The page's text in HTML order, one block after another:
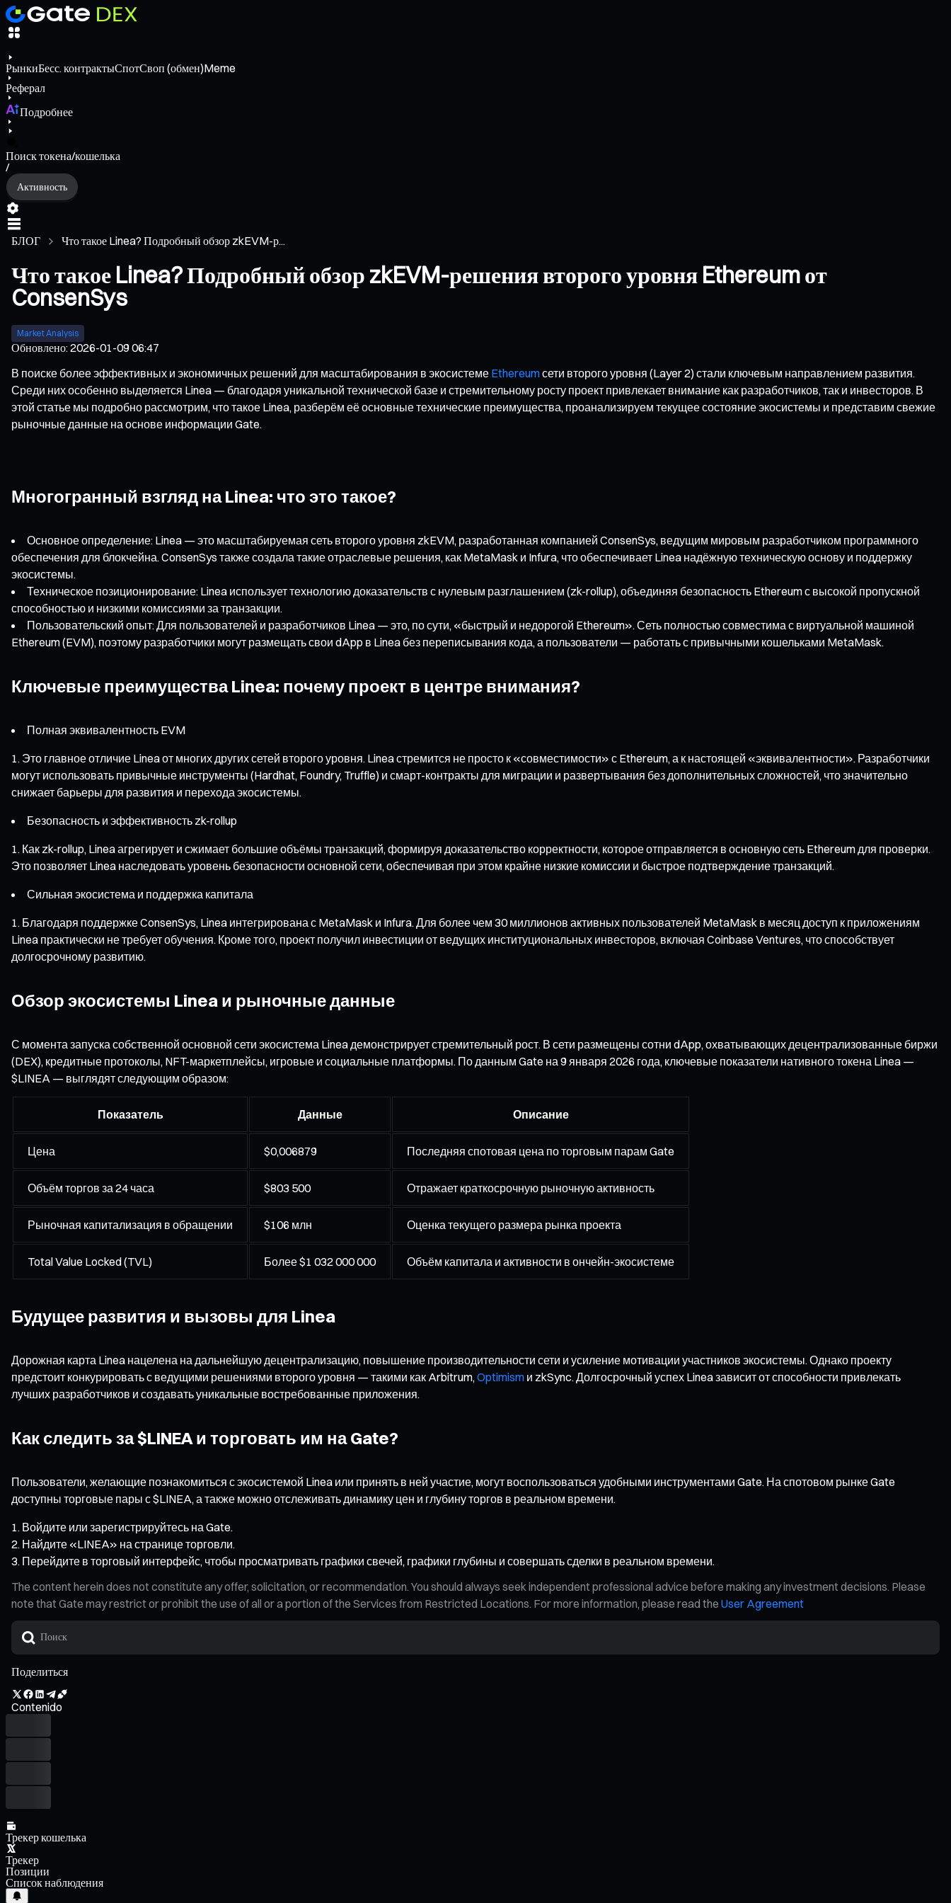
РынкиБесс. контрактыСпотСвоп (обмен)Meme
Реферал
Подробнее
Поиск токена/кошелька
/
Активность
БЛОГ Что такое Linea? Подробный обзор zkEVM-р...
Что такое Linea? Подробный обзор zkEVM-решения второго уровня Ethereum от
ConsenSys
Market Analysis
Обновлено:2026-01-09 06:47
В поиске более эффективных и экономичных решений для масштабирования в экосистеме Ethereumсети второго уровня (Layer 2) стали ключевым направлением развития.
Среди них особенно выделяется Linea — благодаря уникальной технической базе и стремительному росту проект привлекает внимание как разработчиков, так и инвесторов. В
этой статье мы подробно рассмотрим, что такое Linea, разберём её основные технические преимущества, проанализируем текущее состояние экосистемы и представим свежие
рыночные данные на основе информации Gate.
Многогранный взгляд на Linea: что это такое?
Основное определение: Linea — это масштабируемая сеть второго уровня zkEVM, разработанная компанией ConsenSys, ведущим мировым разработчиком программного
обеспечения для блокчейна. ConsenSys также создала такие отраслевые решения, как MetaMask и Infura, что обеспечивает Linea надёжную техническую основу и поддержку
экосистемы.
Техническое позиционирование: Linea использует технологию доказательств с нулевым разглашением (zk-rollup), объединяя безопасность Ethereum с высокой пропускной
способностью и низкими комиссиями за транзакции.
Пользовательский опыт: Для пользователей и разработчиков Linea — это, по сути, «быстрый и недорогой Ethereum». Сеть полностью совместима с виртуальной машиной
Ethereum (EVM), поэтому разработчики могут размещать свои dApp в Linea без переписывания кода, а пользователи — работать с привычными кошельками MetaMask.
Ключевые преимущества Linea: почему проект в центре внимания?
Полная эквивалентность EVM
Это главное отличие Linea от многих других сетей второго уровня. Linea стремится не просто к «совместимости» с Ethereum, а к настоящей «эквивалентности». Разработчики
могут использовать привычные инструменты (Hardhat, Foundry, Truffle) и смарт-контракты для миграции и развертывания без дополнительных сложностей, что значительно
снижает барьеры для развития и перехода экосистемы.
Безопасность и эффективность zk-rollup
Как zk-rollup, Linea агрегирует и сжимает большие объёмы транзакций, формируя доказательство корректности, которое отправляется в основную сеть Ethereum для проверки.
Это позволяет Linea наследовать уровень безопасности основной сети, обеспечивая при этом крайне низкие комиссии и быстрое подтверждение транзакций.
Сильная экосистема и поддержка капитала
Благодаря поддержке ConsenSys, Linea интегрирована с MetaMask и Infura. Для более чем 30 миллионов активных пользователей MetaMask в месяц доступ к приложениям
Linea практически не требует обучения. Кроме того, проект получил инвестиции от ведущих институциональных инвесторов, включая Coinbase Ventures, что способствует
долгосрочному развитию.
Обзор экосистемы Linea и рыночные данные
С момента запуска собственной основной сети экосистема Linea демонстрирует стремительный рост. В сети размещены сотни dApp, охватывающих децентрализованные биржи
(DEX), кредитные протоколы, NFT-маркетплейсы, игровые и социальные платформы. По данным Gate на 9 января 2026 года, ключевые показатели нативного токена Linea —
$LINEA — выглядят следующим образом:
Показатель Данные Описание
Цена $0,006879 Последняя спотовая цена по торговым парам Gate
Объём торгов за 24 часа $803 500 Отражает краткосрочную рыночную активность
Рыночная капитализация в обращении $106 млн Оценка текущего размера рынка проекта
Total Value Locked (TVL) Более $1 032 000 000 Объём капитала и активности в ончейн-экосистеме
Будущее развития и вызовы для Linea
Дорожная карта Linea нацелена на дальнейшую децентрализацию, повышение производительности сети и усиление мотивации участников экосистемы. Однако проекту
предстоит конкурировать с ведущими решениями второго уровня — такими как Arbitrum, Optimism и zkSync. Долгосрочный успех Linea зависит от способности привлекать
лучших разработчиков и создавать уникальные востребованные приложения.
Как следить за $LINEA и торговать им на Gate?
Пользователи, желающие познакомиться с экосистемой Linea или принять в ней участие, могут воспользоваться удобными инструментами Gate. На спотовом рынке Gate
доступны торговые пары с $LINEA, а также можно отслеживать динамику цен и глубину торгов в реальном времени.
Войдите или зарегистрируйтесь на Gate.
Найдите «LINEA» на странице торговли.
Перейдите в торговый интерфейс, чтобы просматривать графики свечей, графики глубины и совершать сделки в реальном времени.
The content herein does not constitute any offer, solicitation, or recommendation. You should always seek independent professional advice before making any investment decisions. Please
note that Gate may restrict or prohibit the use of all or a portion of the Services from Restricted Locations. For more information, please read the User Agreement
Поделиться
Contenido
Трекер кошелька
Трекер
Позиции
Список наблюдения